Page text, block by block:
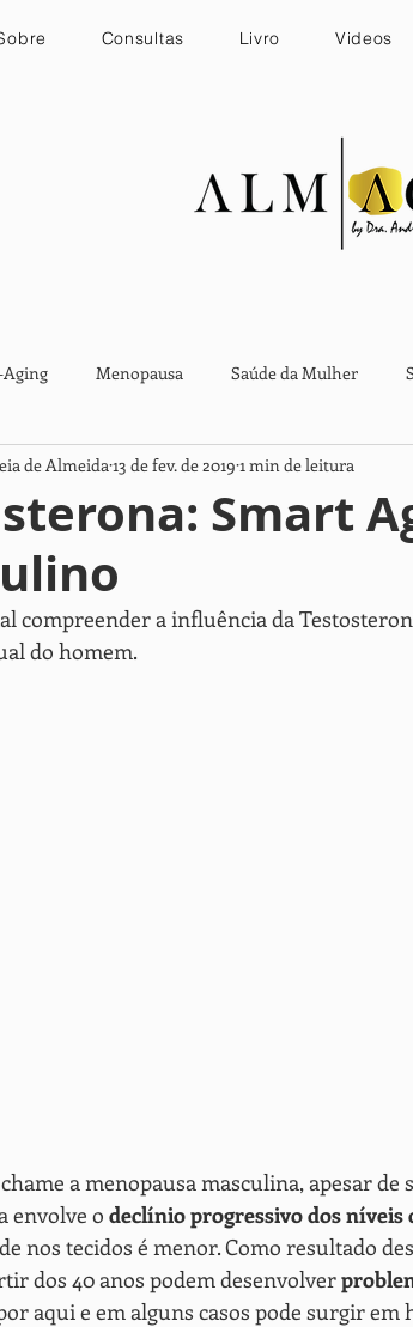
Consultas Livro Videos
Menopausa Saúde da Mulher
Nutrição Funcional e Suplementação sono
women's health
replacement
Smart
de Almeida 13 de fev. de 2019 1 min de leitura
compreender a influência da
do homem.
a menopausa masculina, apesar de
envolve o declínio progressivo dos níveis
nos tecidos é menor. Como resultado
dos 40 anos podem desenvolver
aqui e em alguns casos pode surgir em